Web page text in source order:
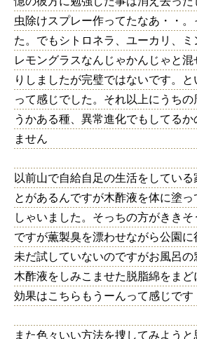
虫除けスプレー作ってたなあ・・。
た。でもシトロネラ、ユーカリ、
レモングラスなんじゃかんじゃと
りしましたが完璧ではないです。と
って感じでした。それ以上にうち
うかある種、異常進化でもしてる
ません
以前山で自給自足の生活をしている
とがあるんですが木酢液を体に塗
しゃいました。そっちの方がきき
ですが薫製臭を漂わせながら公園
未だ試していないのですがお風呂
木酢液をしみこませた脱脂綿をまど
効果はこちらもうーんって感じで
また色々いい方法を捜してみよう